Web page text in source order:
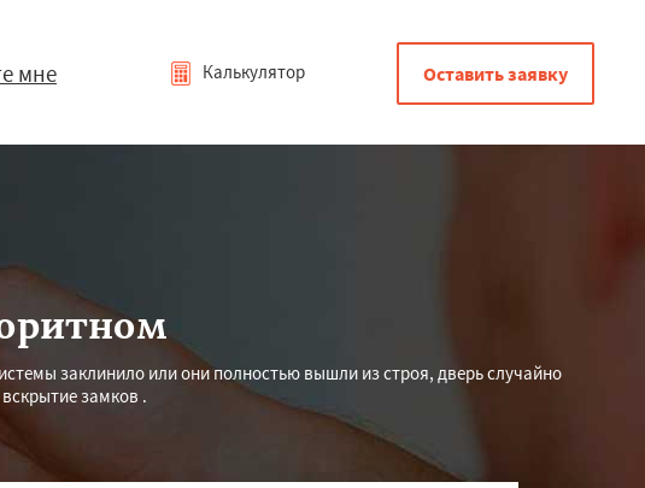
мне Калькулятор Оставить заявку
заклинило или они полностью вышли из строя, дверь случайно
замков .